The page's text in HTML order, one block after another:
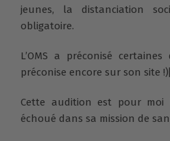
jeunes, la distanciation
obligatoire.
L’OMS a préconisé
préconise encore sur son site
Cette audition est pour moi
échoué dans sa mission de